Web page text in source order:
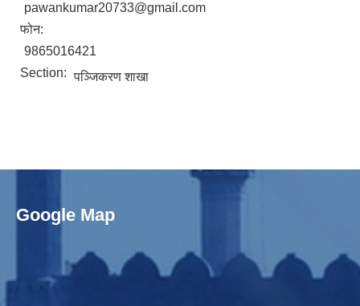
pawankumar20733@gmail.com
फोन:
9865016421
Section: पञ्जिकरण शाखा
Google Map